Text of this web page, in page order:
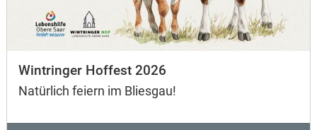
Wintringer Hoffest 2026
Natürlich feiern im Bliesgau!